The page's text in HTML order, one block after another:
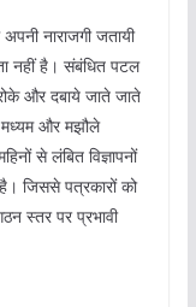
अपनी नाराजगी जतायी
नहीं है। संबंधित पटल
और दबाये जाते जाते
और मझौले
से लंबित विज्ञापनों
जिससे पत्रकारों को
स्तर पर प्रभावी